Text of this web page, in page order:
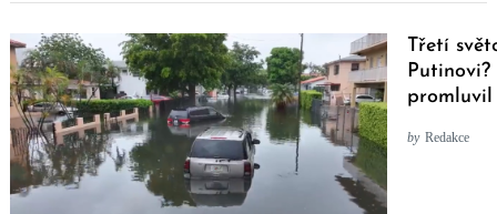
Třetí
promluvil
by Redakce